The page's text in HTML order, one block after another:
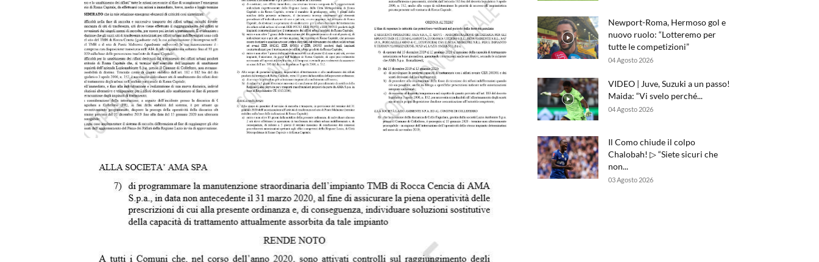
Newport-Roma, Hermoso gol e
nuovo ruolo: “Lotteremo per
tutte le competizioni”
04 Agosto 2026
VIDEO | Juve, Suzuki a un passo!
Maida: “Vi svelo perché...
04 Agosto 2026
Il Como chiude il colpo
Chalobah! ▷ “Siete sicuri che
non...
03 Agosto 2026